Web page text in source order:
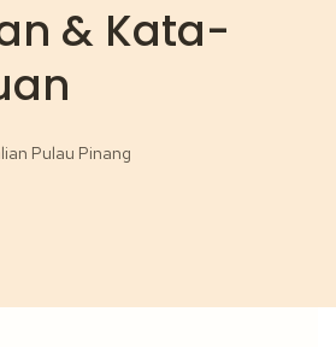
& Kata-
Pulau Pinang